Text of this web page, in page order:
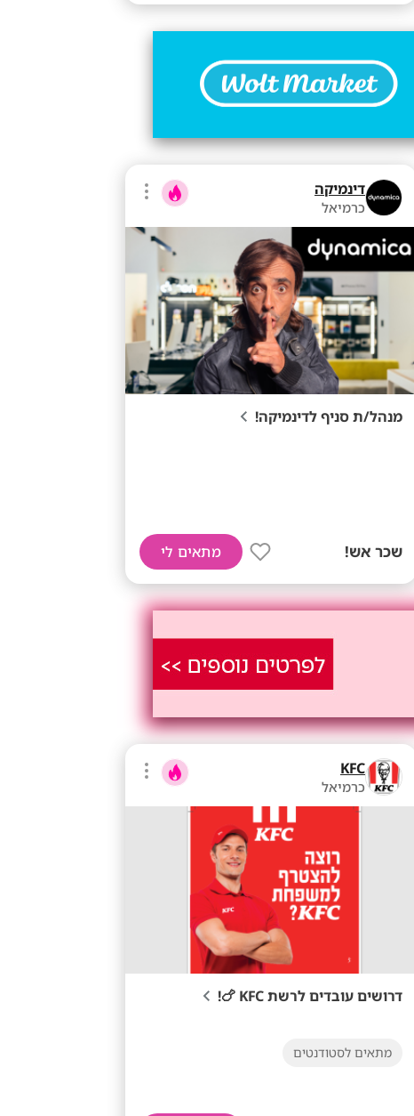
דינמיקה
כרמיאל
מנהל/ת סניף לדינמיקה!
שכר אש! מתאים לי
KFC
כרמיאל
דרושים עובדים לרשת KFC 🍗!
מתאים לסטודנטים